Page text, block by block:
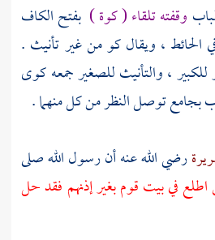
وقفته تلقاء ( كوة ) بفتح الكاف
، ويقال كو من غير تأنيث .
، والتأنيث للصغير جمعه كوى
بجامع توصل النظر من كل منهما .
رضي الله عنه أن رسول الله صلى
في بيت قوم بغير إذنهم فقد حل